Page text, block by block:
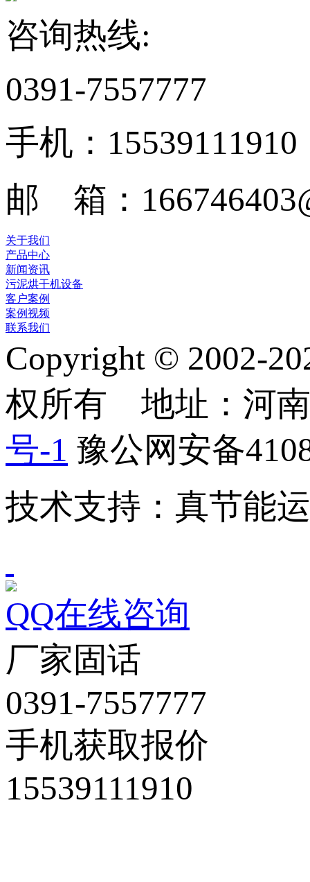
咨询热线:
0391-7557777
手机：15539111910
邮 箱：
关于我们
产品中心
新闻资讯
污泥烘干机设备
客户案例
案例视频
联系我们
Copyright © 2002-
权所有 地址：河
号-1 豫公网安备
技术支持：真节能
QQ在线咨询
厂家固话
0391-7557777
手机获取报价
15539111910